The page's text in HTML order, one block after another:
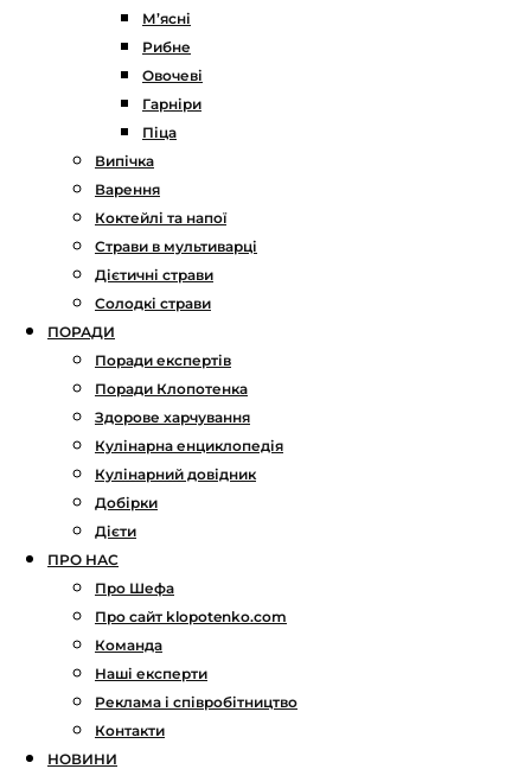
М’ясні
Рибне
Овочеві
Гарніри
Піца
Випічка
Варення
Коктейлі та напої
Страви в мультиварці
Дієтичні страви
Солодкі страви
ПОРАДИ
Поради експертів
Поради Клопотенка
Здорове харчування
Кулінарна енциклопедія
Кулінарний довідник
Добірки
Дієти
ПРО НАС
Про Шефа
Про сайт klopotenko.com
Команда
Наші експерти
Реклама і співробітництво
Контакти
НОВИНИ